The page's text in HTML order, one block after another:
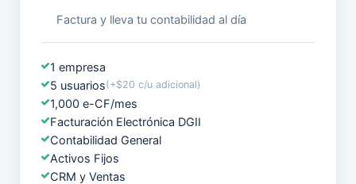
Factura y lleva tu contabilidad al día
1 empresa
5 usuarios(+$20 c/u adicional)
1,000 e-CF/mes
Facturación Electrónica DGII
Contabilidad General
Activos Fijos
CRM y Ventas